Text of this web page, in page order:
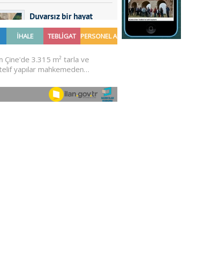
Duvarsız bir hayat
Furkan SARICA
GÜNDEMDE NELER
OLMALI?